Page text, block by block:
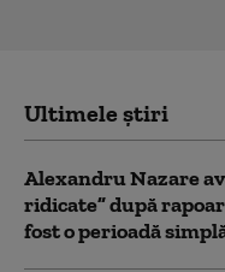
Ultimele știri
Alexandru Nazare
ridicate” după
fost o perioadă